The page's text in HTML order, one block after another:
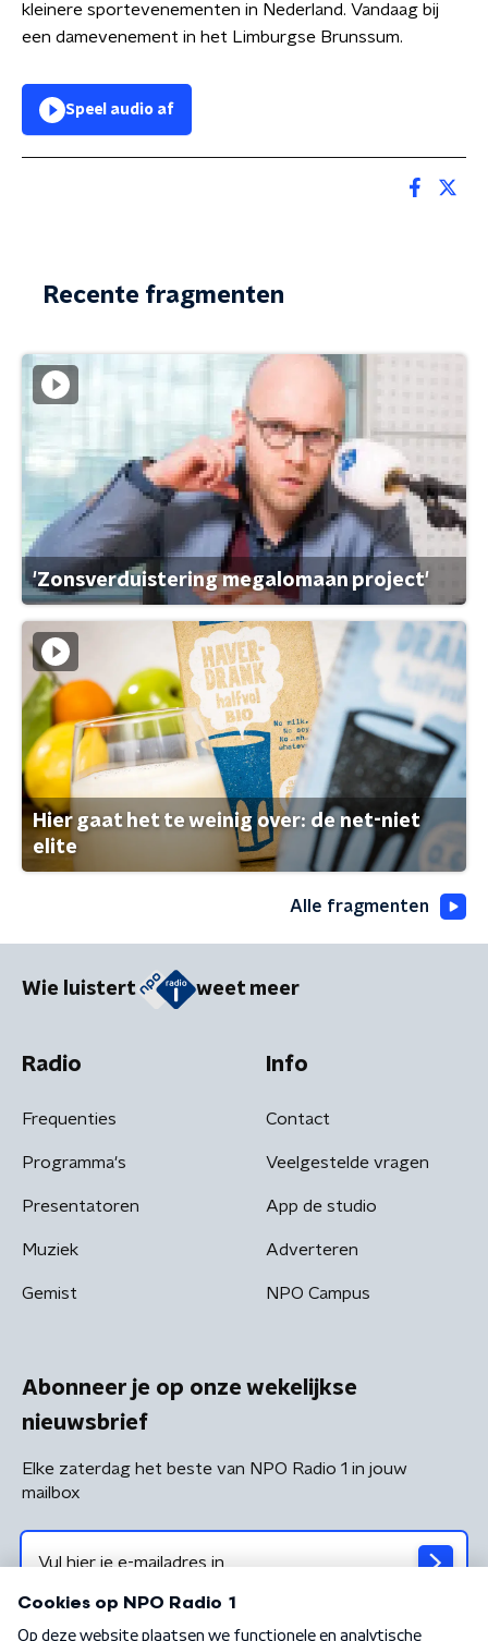
kleinere sportevenementen in Nederland. Vandaag bij
een damevenement in het Limburgse Brunssum.
Speel audio af
Recente fragmenten
'Zonsverduistering megalomaan project'
Hier gaat het te weinig over: de net-niet
elite
Alle fragmenten
Wie luistert weet meer
Radio
Frequenties
Programma's
Presentatoren
Muziek
Gemist
Info
Contact
Veelgestelde vragen
App de studio
Adverteren
NPO Campus
Abonneer je op onze wekelijkse
nieuwsbrief
Elke zaterdag het beste van NPO Radio 1 in jouw
mailbox